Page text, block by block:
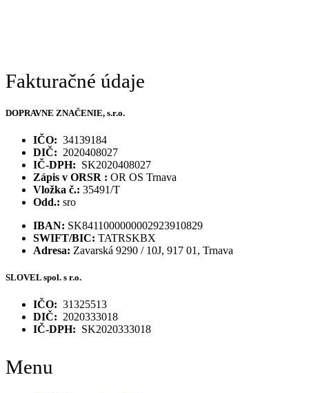
Fakturačné údaje
DOPRAVNE ZNAČENIE, s.r.o.
IČO: 34139184
DIČ: 2020408027
IČ-DPH: SK2020408027
Zápis v ORSR : OR OS Trnava
Vložka č.: 35491/T
Odd.: sro
IBAN: SK8411000000002923910829
SWIFT/BIC: TATRSKBX
Adresa: Zavarská 9290 / 10J, 917 01, Trnava
SLOVEL spol. s r.o.
IČO: 31325513
DIČ: 2020333018
IČ-DPH: SK2020333018
Menu